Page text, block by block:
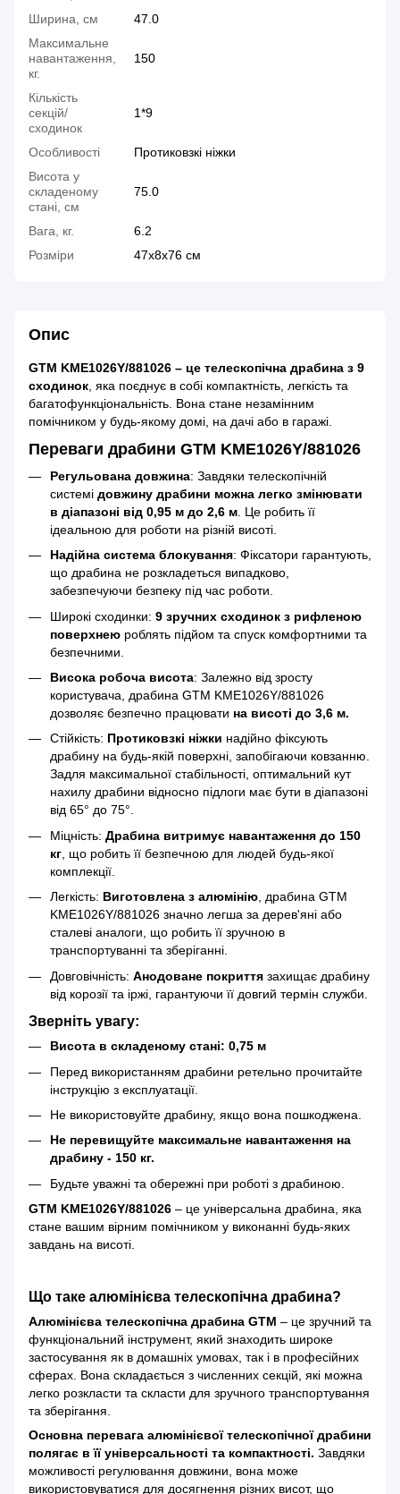
Ширина, см
47.0
Максимальне
навантаження,
кг.
150
Кількість
секцій/
сходинок
1*9
Особливості
Протиковзкі ніжки
Висота у
складеному
стані, см
75.0
Вага, кг.
6.2
Розміри
47x8x76 см
Опис
GTM KME1026Y/881026 – це телескопічна драбина з 9
сходинок , яка поєднує в собі компактність, легкість та
багатофункціональність. Вона стане незамінним
помічником у будь-якому домі, на дачі або в гаражі.
Переваги драбини GTM KME1026Y/881026
Регульована довжина: Завдяки телескопічній
системі довжину драбини можна легко змінювати
в діапазоні від 0,95 м до 2,6 м . Це робить її
ідеальною для роботи на різній висоті.
Надійна система блокування: Фіксатори гарантують,
що драбина не розкладеться випадково,
забезпечуючи безпеку під час роботи.
Широкі сходинки: 9 зручних сходинок з рифленою
поверхнею роблять підйом та спуск комфортними та
безпечними.
Висока робоча висота: Залежно від зросту
користувача, драбина GTM KME1026Y/881026
дозволяє безпечно працювати на висоті до 3,6 м.
Стійкість: Протиковзкі ніжки надійно фіксують
драбину на будь-якій поверхні, запобігаючи ковзанню.
Задля максимальної стабільності, оптимальний кут
нахилу драбини відносно підлоги має бути в діапазоні
від 65° до 75°.
Міцність: Драбина витримує навантаження до 150
кг , що робить її безпечною для людей будь-якої
комплекції.
Легкість: Виготовлена з алюмінію , драбина GTM
KME1026Y/881026 значно легша за дерев'яні або
сталеві аналоги, що робить її зручною в
транспортуванні та зберіганні.
Довговічність: Анодоване покриття захищає драбину
від корозії та іржі, гарантуючи її довгий термін служби.
Зверніть увагу:
Висота в складеному стані: 0,75 м
Перед використанням драбини ретельно прочитайте
інструкцію з експлуатації.
Не використовуйте драбину, якщо вона пошкоджена.
Не перевищуйте максимальне навантаження на
драбину - 150 кг.
Будьте уважні та обережні при роботі з драбиною.
GTM KME1026Y/881026 – це універсальна драбина, яка
стане вашим вірним помічником у виконанні будь-яких
завдань на висоті.
Що таке алюмінієва телескопічна драбина?
Алюмінієва телескопічна драбина GTM – це зручний та
функціональний інструмент, який знаходить широке
застосування як в домашніх умовах, так і в професійних
сферах. Вона складається з численних секцій, які можна
легко розкласти та скласти для зручного транспортування
та зберігання.
Основна перевага алюмінієвої телескопічної драбини
полягає в її універсальності та компактності. Завдяки
можливості регулювання довжини, вона може
використовуватися для досягнення різних висот, що